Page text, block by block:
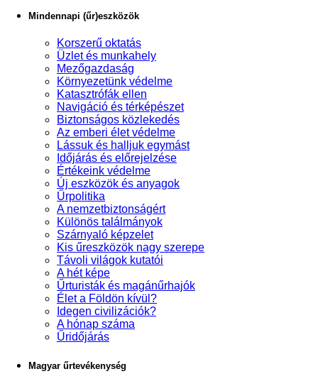
Mindennapi (űr)eszközök
Korszerű oktatás
Üzlet és munkahely
Mezőgazdaság
Környezetünk védelme
Katasztrófák ellen
Navigáció és térképészet
Biztonságos közlekedés
Az emberi élet védelme
Lássuk és halljuk egymást
Időjárás és előrejelzése
Értékeink védelme
Új eszközök és anyagok
Űrpolitika
A nemzetbiztonságért
Különös találmányok
Szárnyaló képzelet
Kis űreszközök nagy szerepe
Távoli világok kutatói
A hét képe
Űrturisták és magánűrhajók
Élet a Földön kívül?
Idegen civilizációk?
A hónap száma
Űridőjárás
Magyar űrtevékenység